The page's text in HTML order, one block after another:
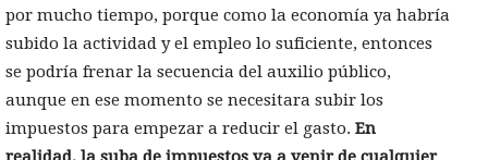
por mucho tiempo, porque como la economía ya habría
subido la actividad y el empleo lo suficiente, entonces
se podría frenar la secuencia del auxilio público,
aunque en ese momento se necesitara subir los
impuestos para empezar a reducir el gasto. En